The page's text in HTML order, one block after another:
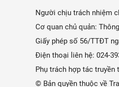
Người chịu trách nhiệm
Cơ quan chủ quản:
Giấy phép số 56/TTĐT
Điện thoại liên hệ: 024-
Phụ trách hợp tác
© Bản quyền thuộc về